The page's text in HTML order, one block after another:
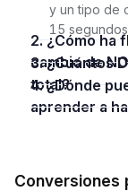
y un tipo de
15
2. ¿Cómo ha fluctuado en 24 horas el tipo de
cambio de
3. ¿Cuántos Dogecoin hay disponibles en
total?
4. ¿Dónde puedo encontrar recursos para
aprender a
Conversiones